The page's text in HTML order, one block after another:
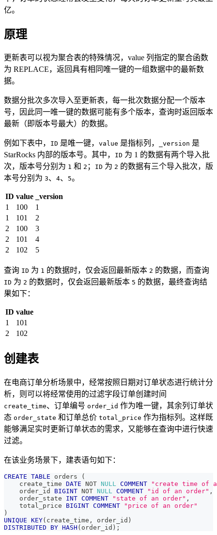
亿。
原理
更新表可以视为聚合表的特殊情况，value 列指定的聚合函数
为 REPLACE，返回具有相同唯一键的一组数据中的最新数
据。
数据分批次多次导入至更新表，每一批次数据分配一个版本
号，因此同一唯一键的数据可能有多个版本，查询时返回版本
最新（即版本号最大）的数据。
例如下表中， ID 是唯一键， value 是指标列， _version 是
StarRocks 内部的版本号。其中，
ID 为 1 的数据有两个导入批
次，版本号分别为 1 和 2 ； ID 为 2 的数据有三个导入批次，版
本号分别为 3、 4、 5。
ID value
_version
1
100
1
1
101
2
2
100
3
2
101
4
2
102 5
查询 ID 为 1 的数据时，仅会返回最新版本 2 的数据，而查询
ID 为 2 的数据时，仅会返回最新版本 5 的数据，最终查询结
果如下：
ID value
1
101
2
102
创建表
在电商订单分析场景中，经常按照日期对订单状态进行统计分
析，则可以将经常使用的过滤字段订单创建时间
create_time、订单编号 order_id 作为唯一键，其余列订单状
态 order_state 和订单总价 total_price 作为指标列。这样既
能够满足实时更新订单状态的需求，又能够在查询中进行快速
过滤。
在该业务场景下，建表语句如下：
CREATE TABLE orders
(
    create_time
DATE NOT NULL COMMENT
"create time of
    order_id
BIGINT NOT NULL COMMENT "id of an order" ,
    order_state
INT COMMENT "state of an order" ,
    total_price
BIGINT COMMENT
"price of an order"
)
UNIQUE KEY( create_time , order_id )
DISTRIBUTED
BY HASH ( order_id ) ;